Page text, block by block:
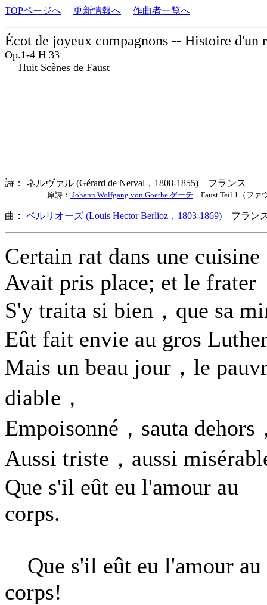
TOPページへ 更新情報へ 作曲者一覧へ
Écot de joyeux compagnons -- Histoire d'un
Op.1-4 H 33
Huit Scènes de Faust
詩： ネルヴァル (Gérard de Nerval，1808-1855) フランス
原詩： Johann Wolfgang von Goethe ゲーテ ，Faust Teil 1（フ
曲： ベルリオーズ (Louis Hector Berlioz，1803-1869) フラン
Certain rat dans une cuisine
Avait pris place; et le frater
S'y traita si bien，que sa
Eût fait envie au gros
Mais un beau jour，le
diable，
Empoisonné，sauta dehors
Aussi triste，aussi
Que s'il eût eu l'amour au
corps.
Que s'il eût eu l'amour au
corps!